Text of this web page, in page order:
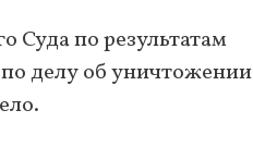
Суда по результатам
делу об уничтожении